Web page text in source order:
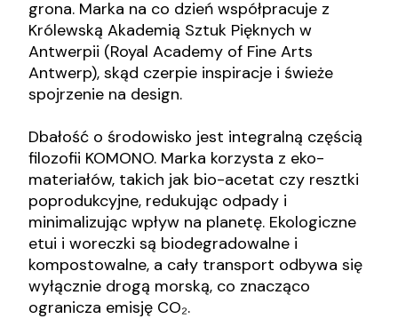
grona. Marka na co dzień współpracuje z
Królewską Akademią Sztuk Pięknych w
Antwerpii (Royal Academy of Fine Arts
Antwerp), skąd czerpie inspiracje i świeże
spojrzenie na design.
Dbałość o środowisko jest integralną częścią
filozofii KOMONO. Marka korzysta z eko-
materiałów, takich jak bio-acetat czy resztki
poprodukcyjne, redukując odpady i
minimalizując wpływ na planetę. Ekologiczne
etui i woreczki są biodegradowalne i
kompostowalne, a cały transport odbywa się
wyłącznie drogą morską, co znacząco
ogranicza emisję CO₂.